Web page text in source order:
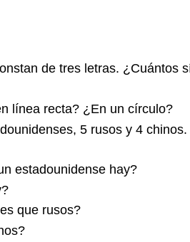
de tres letras. ¿Cuántos
línea recta? ¿En un círculo?
5 rusos y 4
estadounidense hay?
que rusos?